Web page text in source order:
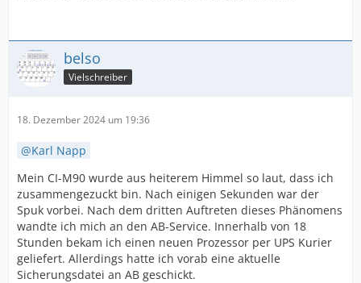
belso
Vielschreiber
18. Dezember 2024 um 19:36
Karl Napp
Mein CI-M90 wurde aus heiterem Himmel so laut, dass ich
zusammengezuckt bin. Nach einigen Sekunden war der
Spuk vorbei. Nach dem dritten Auftreten dieses Phänomens
wandte ich mich an den AB-Service. Innerhalb von 18
Stunden bekam ich einen neuen Prozessor per UPS Kurier
geliefert. Allerdings hatte ich vorab eine aktuelle
Sicherungsdatei an AB geschickt.